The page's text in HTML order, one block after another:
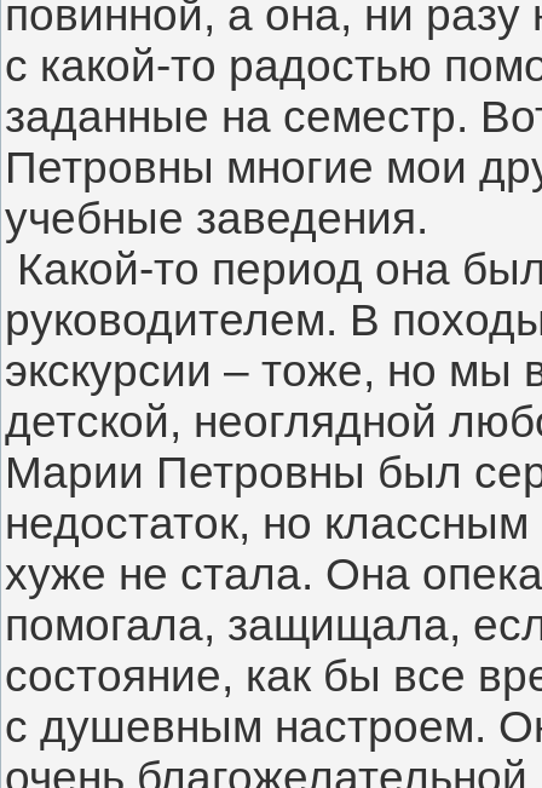
повинной, а она, ни разу
с какой-то радостью
заданные на семестр.
Петровны многие мои
учебные заведения.
Какой-то период она
руководителем. В
экскурсии – тоже, но мы
детской, неоглядной
Марии Петровны был
недостаток, но
хуже не стала. Она
помогала, защищала,
состояние, как бы все
с душевным настроем.
очень